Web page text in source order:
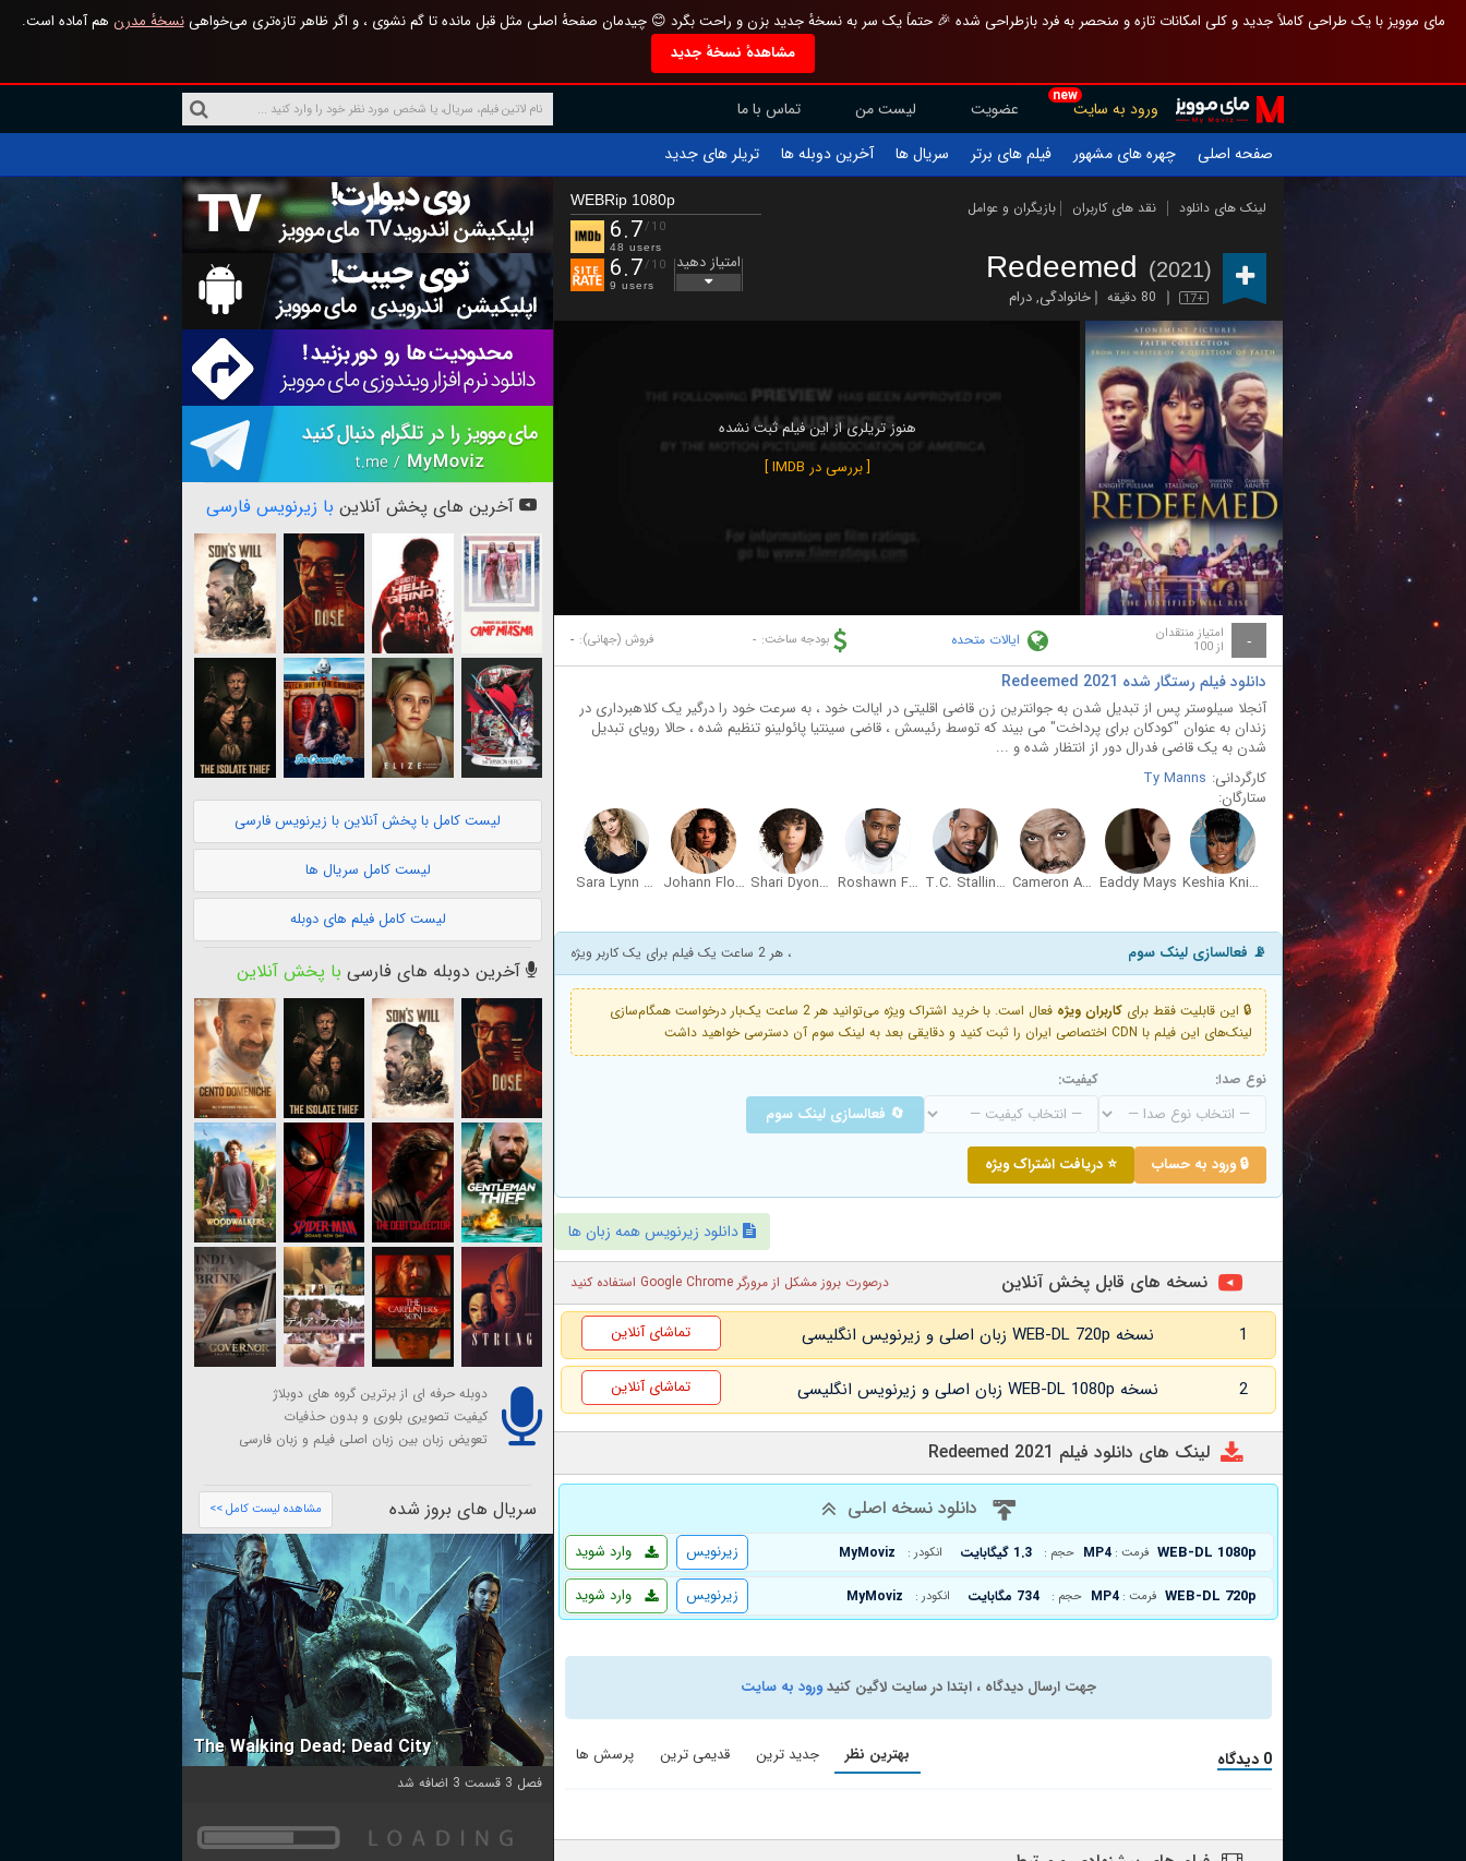
مای موویز با یک طراحی کاملاً جدید و کلی امکانات تازه و منحصر به فرد بازطراحی شده 🎉 حتماً یک سر به نسخهٔ جدید بزن و راحت بگرد 😊 چیدمان صفحهٔ اصلی مثل قبل مانده تا گم نشوی ، و اگر ظاهر تازه‌تری می‌خواهینسخهٔ مدرن هم آماده است.
مشاهدهٔ نسخهٔ جدید
new
ورود به سایت عضویت لیست من
تماس با ما
صفحه اصلی
چهره های مشهور فیلم های برتر سریال ها آخرین دوبله ها تریلر های جدید
لینک های دانلود نقد های کاربران بازیگران و عوامل
Redeemed (2021)
17+ 80 دقیقه خانوادگی,درام
WEBRip 1080p
6.7/10
48 users
6.7/10
9 users
امتیاز دهید
هنوز تریلری از این فیلم ثبت نشده
[ بررسی در IMDB ]
- امتیاز منتقدان
از 100 ایالات متحده بودجه ساخت: - فروش (جهانی): -
دانلود فیلم رستگار شده Redeemed 2021
آنجلا سیلوستر پس از تبدیل شدن به جوانترین زن قاضی اقلیتی در ایالت خود ، به سرعت خود را درگیر یک کلاهبرداری در
زندان به عنوان "کودکان برای پرداخت" می بیند که توسط رئیسش ، قاضی سینتیا پائولینو تنظیم شده ، حالا رویای تبدیل
شدن به یک قاضی فدرال دور از انتظار شده و ...
کارگردانی: Ty Manns
ستارگان:
Keshia Knight Pulliam
Eaddy Mays
Cameron Arnett
T.C. Stallings
Roshawn Franklin
Shari Dyon Perry
Johann Flores
Sara Lynn Herman
📡 فعالسازی لینک سوم ، هر 2 ساعت یک فیلم برای یک کاربر ویژه
🔒 این قابلیت فقط برای کاربران ویژه
فعال است. با خرید اشتراک ویژه می‌توانید هر 2 ساعت یک‌بار درخواست همگام‌سازی
لینک‌های این فیلم با CDN اختصاصی ایران را ثبت کنید و دقایقی بعد به لینک سوم آن دسترسی خواهید داشت
نوع صدا: کیفیت:
🔄 فعالسازی لینک سوم
🔒 ورود به حساب ⭐ دریافت اشتراک ویژه
دانلود زیرنویس همه زبان ها
نسخه های قابل پخش آنلاین درصورت بروز مشکل از مرورگر Google Chrome استفاده کنید
1 نسخه WEB-DL 720p زبان اصلی و زیرنویس انگلیسی تماشای آنلاین
2 نسخه WEB-DL 1080p زبان اصلی و زیرنویس انگلیسی تماشای آنلاین
لینک های دانلود فیلم Redeemed 2021
دانلود نسخه اصلی
WEB-DL 1080p فرمت : MP4 حجم : 1.3 گیگابایت انکودر : MyMoviz وارد شوید
زیرنویس
WEB-DL 720p فرمت : MP4 حجم : 734 مگابایت انکودر : MyMoviz وارد شوید زیرنویس
جهت ارسال دیدگاه ، ابتدا در سایت لاگین کنیدورود به سایت
0 دیدگاه بهترین نظر جدید ترین قدیمی ترین پرسش ها
آخرین های پخش آنلاین با زیرنویس فارسی
لیست کامل با پخش آنلاین با زیرنویس فارسی
لیست کامل سریال ها
لیست کامل فیلم های دوبله
آخرین دوبله های فارسی با پخش آنلاین
دوبله حرفه ای از برترین گروه های دوبلاژ
کیفیت تصویری بلوری و بدون حذفیات
تعویض زبان بین زبان اصلی فیلم و زبان فارسی
سریال های بروز شده مشاهده لیست کامل >>
The Walking Dead: Dead City
فصل 3 قسمت 3 اضافه شد